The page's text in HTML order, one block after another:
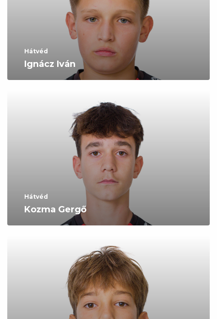
Hátvéd
Ignácz Iván
Hátvéd
Kozma Gergő